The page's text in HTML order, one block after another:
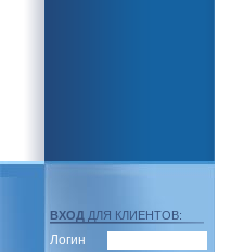
ВХОД ДЛЯ КЛИЕНТОВ:
Логин